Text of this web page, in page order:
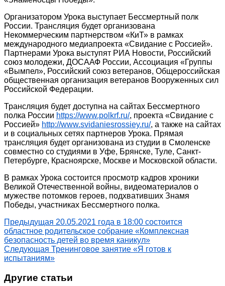
Организатором Урока выступает Бессмертный полк
России. Трансляция будет организована
Некоммерческим партнерством «КиТ» в рамках
международного медиапроекта «Свидание с Россией».
Партнерами Урока выступят РИА Новости, Российский
союз молодежи, ДОСААФ России, Ассоциация «Группы
«Вымпел», Российский союз ветеранов, Общероссийская
общественная организация ветеранов Вооруженных сил
Российской Федерации.
Трансляция будет доступна на сайтах Бессмертного
полка России https://www.polkrf.ru/, проекта «Свидание с
Россией» http://www.svidaniesrossiey.ru/, а также на сайтах
и в социальных сетях партнеров Урока. Прямая
трансляция будет организована из студии в Смоленске
совместно со студиями в Уфе, Брянске, Туле, Санкт-
Петербурге, Красноярске, Москве и Московской области.
В рамках Урока состоится просмотр кадров хроники
Великой Отечественной войны, видеоматериалов о
мужестве потомков героев, подхвативших Знамя
Победы, участниках Бессмертного полка.
Предыдущая 20.05.2021 года в 18:00 ​состоится
областное родительское собрание «Комплексная
безопасность детей во время каникул»
Следующая Тренинговое занятие «Я готов к
испытаниям»
Другие статьи